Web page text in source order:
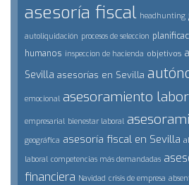
asesoría fiscal headhunting
autoliquidación procesos de seleccion
humanos inspeccion de hacienda objetivos
Sevilla asesorías en Sevilla
emocional asesoramiento
empresarial bienestar laboral
geográfica asesoría fiscal en Sevilla
laboral competencias más demandadas
financiera Navidad crisis de empresa